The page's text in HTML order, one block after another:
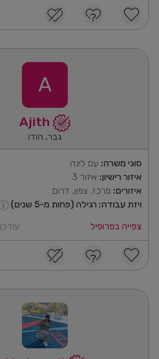
A
גבר, הודו
סוגי משרה: עם לינה
איזור רישיון: איזור 3
איזורים: מרכז, צפון, דרום
ויזת עבודה: רגילה (פחות מ-5 שנים)
צפייה בפרופיל
עודכן 06.08.2026